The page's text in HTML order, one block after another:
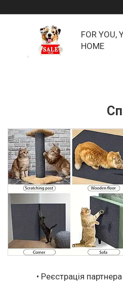
FOR YOU,
HOME
• Реєстрація партнера